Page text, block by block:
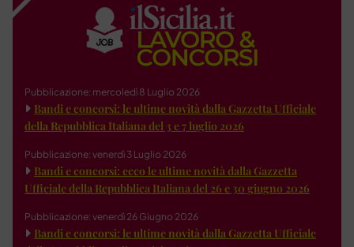
Pubblicazione: mercoledì 8 Luglio 2026
Bandi e concorsi: le ultime novità dalla Gazzetta Ufficiale
della Repubblica Italiana del 3 e 7 luglio 2026
Pubblicazione: venerdì 3 Luglio 2026
Bandi e concorsi: ecco le ultime novità dalla Gazzetta
Ufficiale della Repubblica Italiana del 26 e 30 giugno 2026
Pubblicazione: venerdì 26 Giugno 2026
Bandi e concorsi: le ultime novità dalla Gazzetta Ufficiale